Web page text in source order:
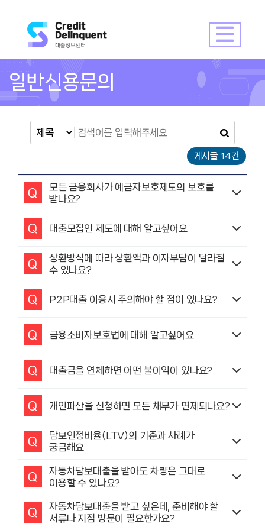
일반신용문의
게시글 14건
Q
모든 금융회사가 예금자보호제도의 보호를
받나요?
Q 대출모집인 제도에 대해 알고싶어요
Q
상환방식에 따라 상환액과 이자부담이 달라질
수 있나요?
Q P2P대출 이용시 주의해야 할 점이 있나요?
Q 금융소비자보호법에 대해 알고싶어요
Q 대출금을 연체하면 어떤 불이익이 있나요?
Q 개인파산을 신청하면 모든 채무가 면제되나요?
Q
담보인정비율(LTV)의 기준과 사례가
궁금해요
Q
자동차담보대출을 받아도 차량은 그대로
이용할 수 있나요?
Q
자동차담보대출을 받고 싶은데, 준비해야 할
서류나 지점 방문이 필요한가요?